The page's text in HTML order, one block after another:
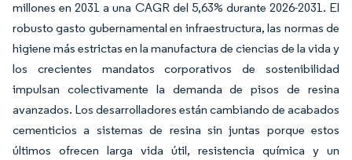
millones en 2031 a una CAGR del 5,63% durante 2026-2031. El
robusto gasto gubernamental en infraestructura, las normas de
higiene más estrictas en la manufactura de ciencias de la vida y
los crecientes mandatos corporativos de sostenibilidad
impulsan colectivamente la demanda de pisos de resina
avanzados. Los desarrolladores están cambiando de acabados
cementicios a sistemas de resina sin juntas porque estos
últimos ofrecen larga vida útil, resistencia química y un